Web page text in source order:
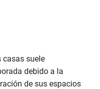
casas suele
debido a la
de sus espacios